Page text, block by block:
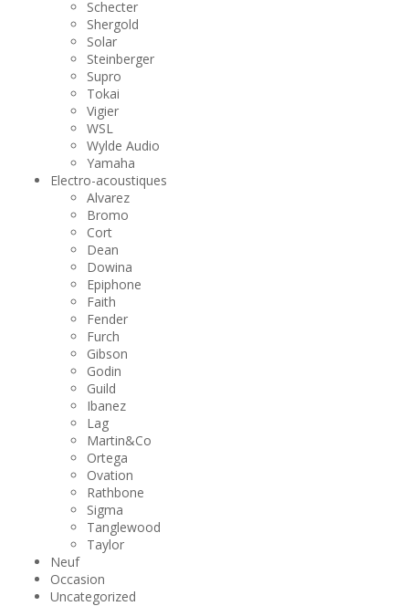
Schecter
Shergold
Solar
Steinberger
Supro
Tokai
Vigier
WSL
Wylde Audio
Yamaha
Electro-acoustiques
Alvarez
Bromo
Cort
Dean
Dowina
Epiphone
Faith
Fender
Furch
Gibson
Godin
Guild
Ibanez
Lag
Martin&Co
Ortega
Ovation
Rathbone
Sigma
Tanglewood
Taylor
Neuf
Occasion
Uncategorized